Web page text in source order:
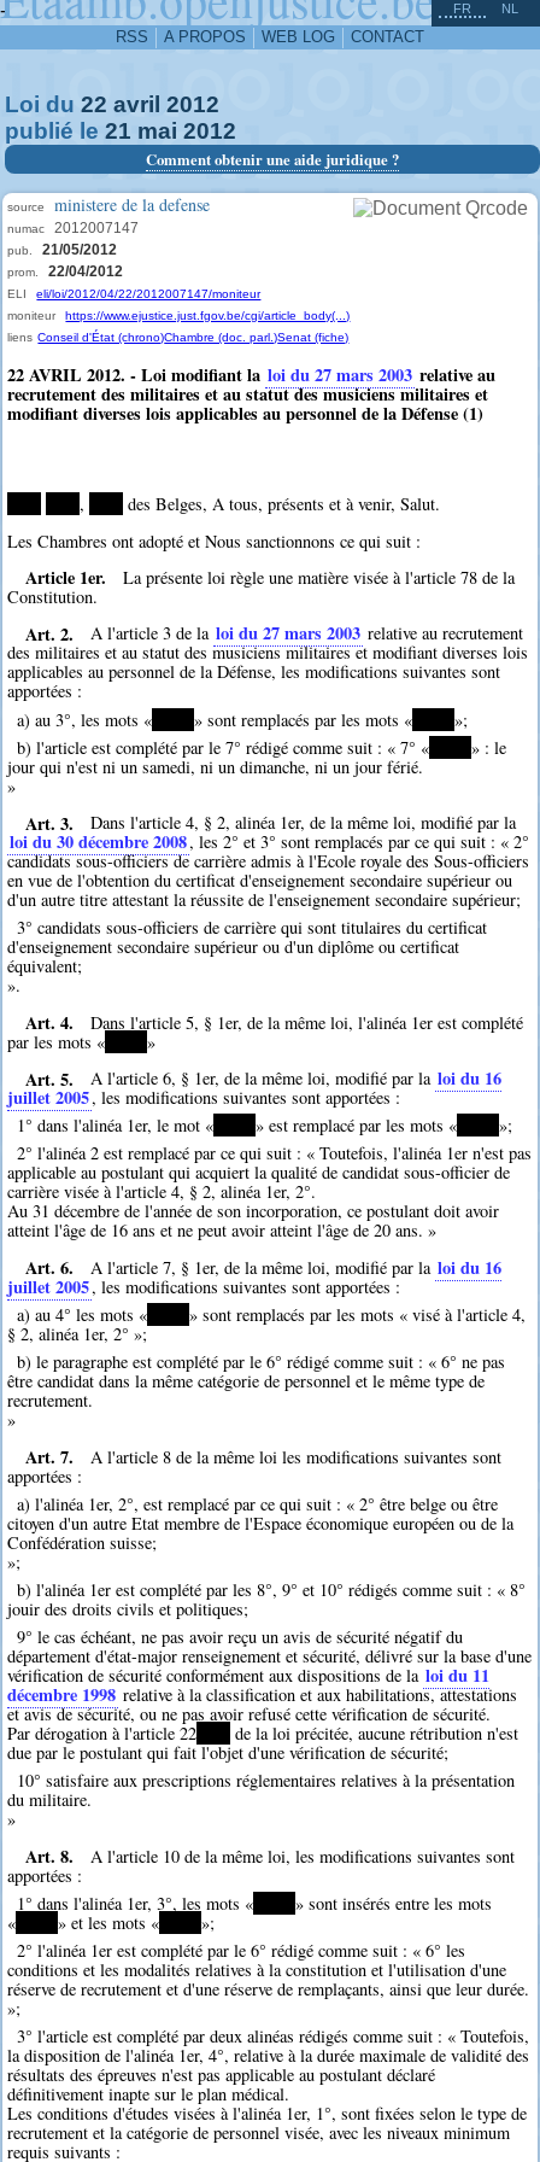
-
RSS A PROPOS WEB LOG CONTACT
FR NL
Loi du 22 avril 2012
publié le 21 mai 2012
Comment obtenir une aide juridique ?
source ministere de la defense
numac 2012007147
pub. 21/05/2012
prom. 22/04/2012
ELI
eli/loi/2012/04/22/2012007147/moniteur
moniteur
https://www.ejustice.just.fgov.be/cgi/article_body(...)
liens Conseil d'État (chrono)Chambre (doc. parl.)Senat (fiche)
22 AVRIL 2012. - Loi modifiant la loi du 27 mars 2003 relative au
recrutement des militaires et au statut des musiciens militaires et
modifiant diverses lois applicables au personnel de la Défense (1)
****,
des Belges, A tous, présents et à venir, Salut.
Les Chambres ont adopté et Nous sanctionnons ce qui suit :
Article 1er.
La présente loi règle une matière visée à l'article 78 de la
Constitution.
Art. 2. A l'article 3 de la loi du 27 mars 2003 relative au recrutement
des militaires et au statut des musiciens militaires et modifiant diverses lois
applicables au personnel de la Défense, les modifications suivantes sont
apportées :
a) au 3°, les mots «***** » sont remplacés par les mots «***** »;
b) l'article est complété par le 7° rédigé comme suit : « 7° «***** » : le
jour qui n'est ni un samedi, ni un dimanche, ni un jour férié.
»
Art. 3. Dans l'article 4, § 2, alinéa 1er, de la même loi, modifié par la
loi du 30 décembre 2008, les 2° et 3° sont remplacés par ce qui suit : « 2°
candidats sous-officiers de carrière admis à l'Ecole royale des Sous-officiers
en vue de l'obtention du certificat d'enseignement secondaire supérieur ou
d'un autre titre attestant la réussite de l'enseignement secondaire supérieur;
3° candidats sous-officiers de carrière qui sont titulaires du certificat
d'enseignement secondaire supérieur ou d'un diplôme ou certificat
équivalent;
».
Art. 4.
Dans l'article 5, § 1er, de la même loi, l'alinéa 1er est complété
par les mots « *****»
Art. 5. A l'article 6, § 1er, de la même loi, modifié par la loi du 16
juillet 2005, les modifications suivantes sont apportées :
1° dans l'alinéa 1er, le mot «***** » est remplacé par les mots «***** »;
2° l'alinéa 2 est remplacé par ce qui suit : « Toutefois, l'alinéa 1er n'est pas
applicable au postulant qui acquiert la qualité de candidat sous-officier de
carrière visée à l'article 4, § 2, alinéa 1er, 2°.
Au 31 décembre de l'année de son incorporation, ce postulant doit avoir
atteint l'âge de 16 ans et ne peut avoir atteint l'âge de 20 ans. »
Art. 6. A l'article 7, § 1er, de la même loi, modifié par la loi du 16
juillet 2005, les modifications suivantes sont apportées :
a) au 4° les mots «***** » sont remplacés par les mots « visé à l'article 4,
§ 2, alinéa 1er, 2° »;
b) le paragraphe est complété par le 6° rédigé comme suit : « 6° ne pas
être candidat dans la même catégorie de personnel et le même type de
recrutement.
»
Art. 7.
A l'article 8 de la même loi les modifications suivantes sont
apportées :
a) l'alinéa 1er, 2°, est remplacé par ce qui suit : « 2° être belge ou être
citoyen d'un autre Etat membre de l'Espace économique européen ou de la
Confédération suisse;
»;
b) l'alinéa 1er est complété par les 8°, 9° et 10° rédigés comme suit : « 8°
jouir des droits civils et politiques;
9° le cas échéant, ne pas avoir reçu un avis de sécurité négatif du
département d'état-major renseignement et sécurité, délivré sur la base d'une
vérification de sécurité conformément aux dispositions de la loi du 11
décembre 1998 relative à la classification et aux habilitations, attestations
et avis de sécurité, ou ne pas avoir refusé cette vérification de sécurité.
Par dérogation à l'article 22
de la loi précitée, aucune rétribution n'est
due par le postulant qui fait l'objet d'une vérification de sécurité;
10° satisfaire aux prescriptions réglementaires relatives à la présentation
du militaire.
»
Art. 8.
A l'article 10 de la même loi, les modifications suivantes sont
apportées :
1° dans l'alinéa 1er, 3°, les mots «***** » sont insérés entre les mots
« *****» et les mots « *****»;
2° l'alinéa 1er est complété par le 6° rédigé comme suit : « 6° les
conditions et les modalités relatives à la constitution et l'utilisation d'une
réserve de recrutement et d'une réserve de remplaçants, ainsi que leur durée.
»;
3° l'article est complété par deux alinéas rédigés comme suit : « Toutefois,
la disposition de l'alinéa 1er, 4°, relative à la durée maximale de validité des
résultats des épreuves n'est pas applicable au postulant déclaré
définitivement inapte sur le plan médical.
Les conditions d'études visées à l'alinéa 1er, 1°, sont fixées selon le type de
recrutement et la catégorie de personnel visée, avec les niveaux minimum
requis suivants :
^